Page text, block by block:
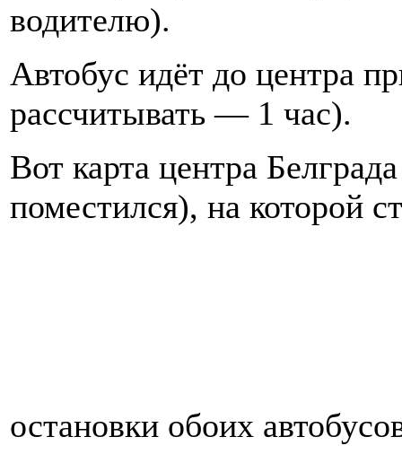
водителю).
Автобус идёт до центра
рассчитывать — 1 час).
Вот карта центра
поместился), на которой
остановки обоих